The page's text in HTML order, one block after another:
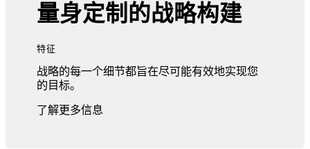
量身定制的战略构建
特征
战略的每一个细节都旨在尽可能有效地实现您
的目标。
了解更多信息